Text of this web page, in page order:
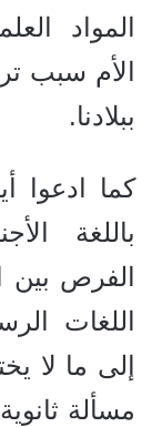
المواد
الأم سبب
ببلادنا.
كما ادعوا
باللغة
الفرص بين
اللغات
إلى ما لا
مسألة